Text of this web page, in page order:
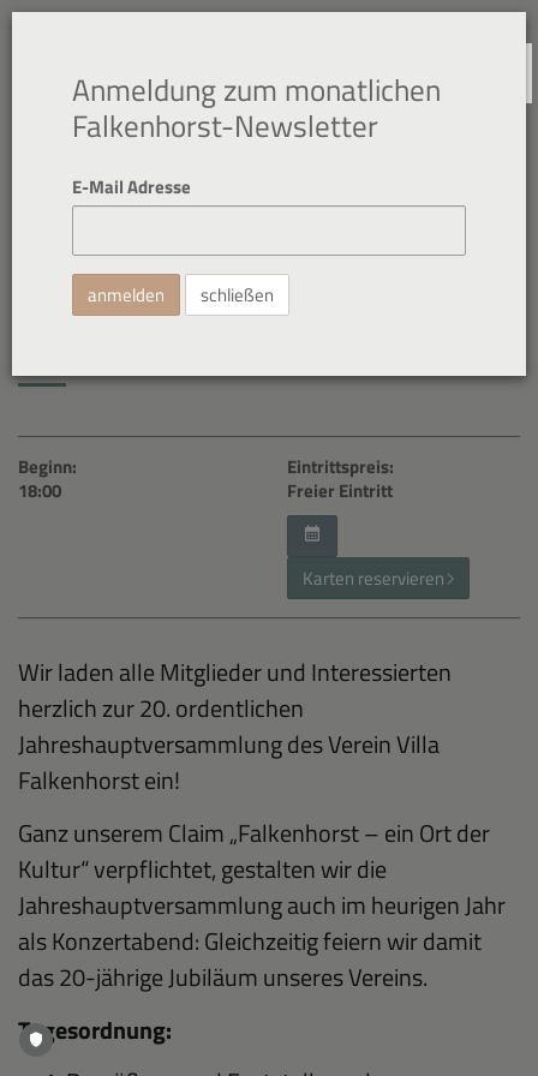
NAVIGATION
16. Apr. 2026
Jahreshauptversammlung
Beginn:
18:00
Eintrittspreis:
Freier Eintritt
Karten reservieren
Wir laden alle Mitglieder und Interessierten
herzlich zur 20. ordentlichen
Jahreshauptversammlung des Verein Villa
Falkenhorst ein!
Ganz unserem Claim „Falkenhorst – ein Ort der
Kultur“ verpflichtet, gestalten wir die
Jahreshauptversammlung auch im heurigen Jahr
als Konzertabend: Gleichzeitig feiern wir damit
das 20-jährige Jubiläum unseres Vereins.
Tagesordnung:
Anmeldung zum monatlichen
Falkenhorst-Newsletter
E-Mail Adresse
schließen